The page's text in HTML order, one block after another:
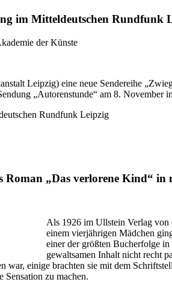
im Mitteldeutschen Rundfunk
der Künste
Leipzig) eine neue Sendereihe
„Autorenstunde“ am 8. November
Roman „Das verlorene Kind“ in
Als 1926 im Ullstein Verlag von
einem vierjährigen Mädchen
einer der größten Bucherfolge
gewaltsamen Inhalt nicht recht
war, einige brachten sie mit dem
Sensation zu machen.